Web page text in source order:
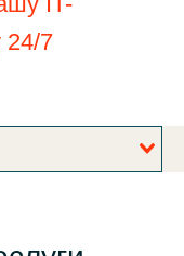
24/7